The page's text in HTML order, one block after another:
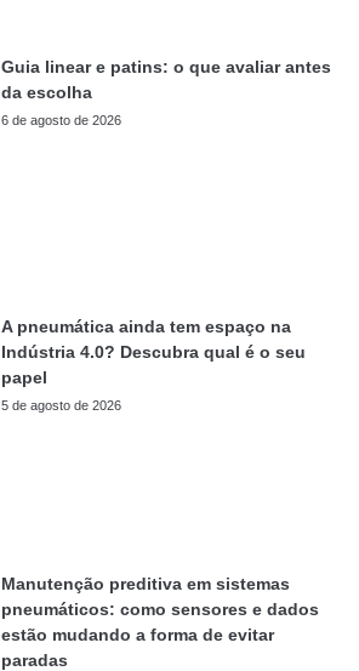
Guia linear e patins: o que avaliar antes
da escolha
6 de agosto de 2026
A pneumática ainda tem espaço na
Indústria 4.0? Descubra qual é o seu
papel
5 de agosto de 2026
Manutenção preditiva em sistemas
pneumáticos: como sensores e dados
estão mudando a forma de evitar
paradas